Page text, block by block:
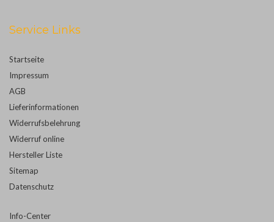
Service Links
Startseite
Impressum
AGB
Lieferinformationen
Widerrufsbelehrung
Widerruf online
Hersteller Liste
Sitemap
Datenschutz
Info-Center